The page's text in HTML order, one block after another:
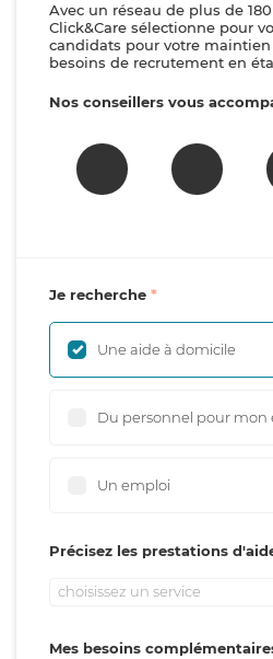
Avec un réseau de plus de
Click&Care sélectionne pour
candidats pour votre
besoins de recrutement en
Nos conseillers vous
Je recherche
Une aide à domicile
Du personnel pour mon
Un emploi
Précisez les prestations
choisissez un service
Mes besoins